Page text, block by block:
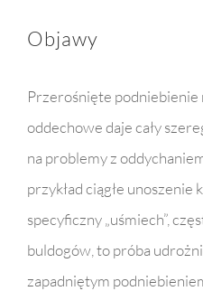
Objawy
Przerośnięte
oddechowe daje cały
na problemy z
przykład ciągłe unoszenie
specyficzny „uśmiech”,
buldogów, to próba
zapadniętym